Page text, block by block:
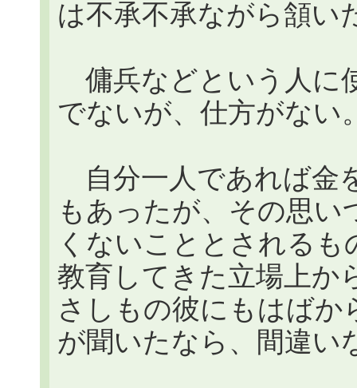
は不承不承ながら頷い
傭兵などという人に
でないが、仕方がない
自分一人であれば金
もあったが、その思
くないこととされる
教育してきた立場上か
さしもの彼にもはばか
が聞いたなら、間違い